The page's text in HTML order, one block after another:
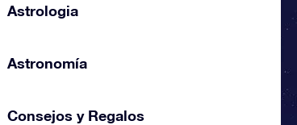
Astrologia
Astronomía
Consejos y Regalos